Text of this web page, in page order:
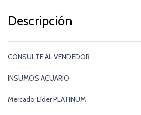
Descripción
CONSULTE AL VENDEDOR
INSUMOS ACUARIO
Mercado Líder PLATINUM